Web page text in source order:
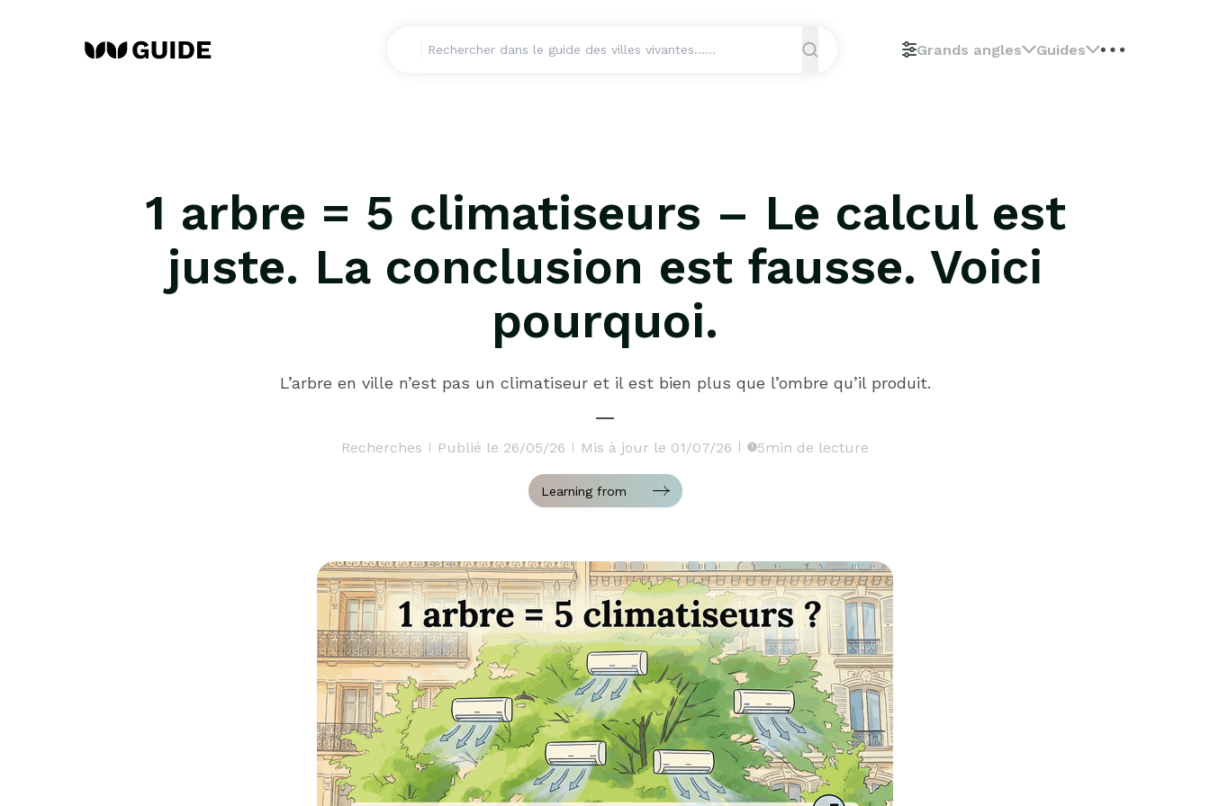
Grands angles Guides
1 arbre = 5 climatiseurs – Le calcul est
juste. La conclusion est fausse. Voici
pourquoi.
L’arbre en ville n’est pas un climatiseur et il est bien plus que l’ombre qu’il produit.
Recherches Publié le 26/05/26 Mis à jour le 01/07/26 5min de lecture
Learning from